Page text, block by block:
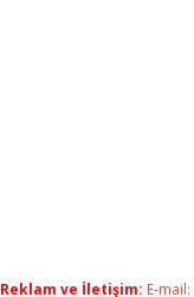
Reklam ve İletişim: E-mail: